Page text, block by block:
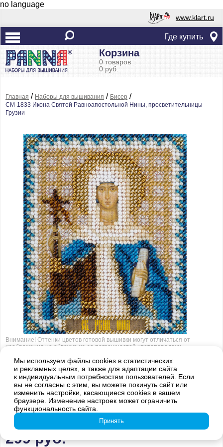
no language
www.klart.ru
Где купить
Корзина
0 товаров
0 руб.
Главная / Наборы для вышивания / Бисер /
CM-1833 Икона Святой Равноапостольной Нины, просветительницы
Грузии
Внимание! Оттенки цветов готовой вышивки могут отличаться от
изображения на обложке из-за погрешностей цветопередачи
CM-1833 Икона Святой
Равноапостольной Нины,
просветительницы Грузии
699 руб.
299руб.
Мы используем файлы cookies в статистических
и рекламных целях, а также для адаптации сайта
к индивидуальным потребностям пользователей. Если
вы не согласны с этим, вы можете покинуть сайт или
изменить настройки, касающиеся cookies в вашем
браузере. Изменение настроек может ограничить
функциональность сайта.
Принять